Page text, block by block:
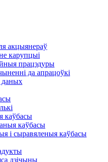
акцыянераў
карупцыі
працэдуры
да апрацоўкі
даных
каўбасы
каўбасы
і сыравяленыя каўбасы
дзічыны